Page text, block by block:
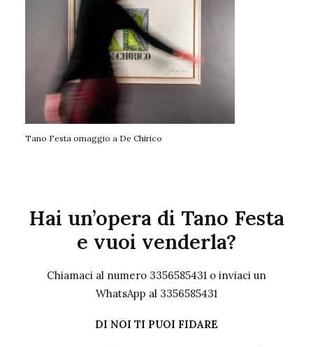
Tano Festa omaggio a De Chirico
Hai un’opera di Tano Festa
e vuoi venderla?
Chiamaci al numero 3356585431 o inviaci un
WhatsApp al 3356585431
DI NOI TI PUOI FIDARE